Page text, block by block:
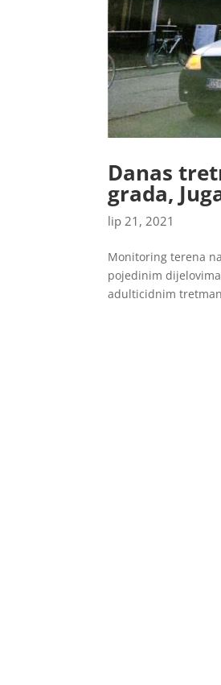
Danas
grada,
lip 21, 2021
Monitoring terena
pojedinim
adulticidnim